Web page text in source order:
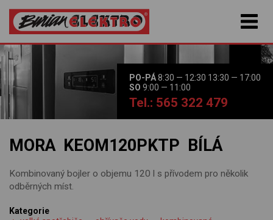
PO-PÁ8:30 — 12:30 13:30 — 17:00
SO 9:00 — 11:00
Tel.: 565 322 479
MORA KEOM120PKTP BÍLÁ
Kombinovaný bojler o objemu 120 l s přívodem pro několik
odběrných míst.
Kategorie